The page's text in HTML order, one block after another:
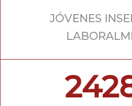
JÓVENES